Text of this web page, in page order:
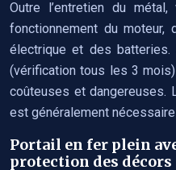
Outre l’entretien du
fonctionnement du moteur,
électrique et des batteries.
(vérification tous les 3
coûteuses et dangereuses.
est généralement
Portail en fer plein
protection des décors